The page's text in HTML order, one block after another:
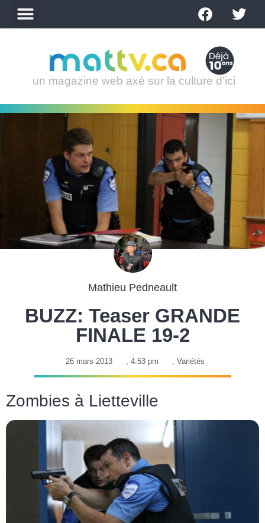
un magazine web axé sur la culture d’ici
Mathieu Pedneault
BUZZ: Teaser GRANDE
FINALE 19-2
26 mars 2013 , 4:53 pm , Variétés
Zombies à Lietteville